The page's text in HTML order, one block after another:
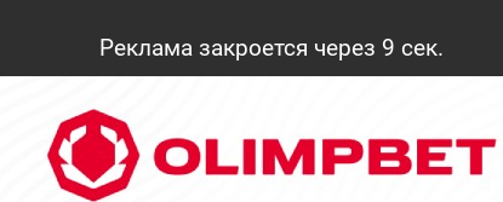
Реклама закроется через 8 сек.